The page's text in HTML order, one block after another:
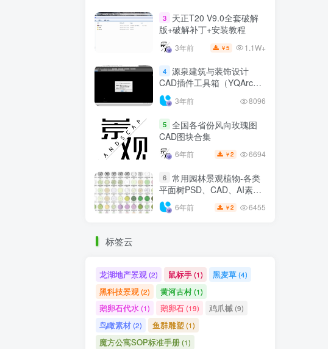
3
天正T20 V9.0全套破解
版+破解补丁+安装教程
3年前 ￥5 1.1W+
4 源泉建筑与装饰设计
CAD插件工具箱（YQArch
6.7.4）
3年前 8096
5 全国各省份风向玫瑰图
CAD图块合集
6年前 ￥2 6694
6 常用园林景观植物-各类
平面树PSD、CAD、AI素材
线稿
6年前 ￥2 6455
标签云
龙湖地产景观 (2) 鼠标手(1) 黑麦草(4)
黑科技景观(2) 黄河古村(1)
鹅卵石代水(1) 鹅卵石(19) 鸡爪槭(9)
鸟瞰素材(2) 鱼群雕塑 (1)
魔方公寓SOP标准手册(1)